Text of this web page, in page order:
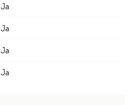
Ja
Ja
Ja
Ja